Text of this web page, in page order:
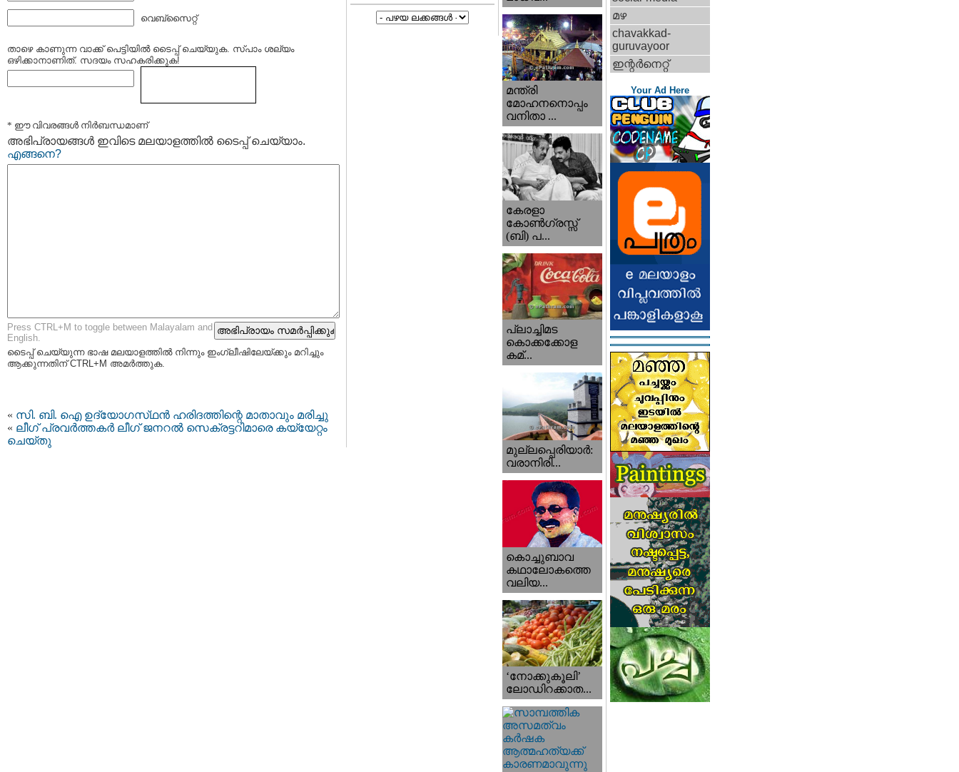
വെബ്സൈറ്റ്
താഴെ കാണുന്ന വാക്ക് പെട്ടിയില്‍ ടൈപ്പ്‌ ചെയ്യുക. സ്പാം ശല്യം
ഒഴിക്കാനാണിത്. സദയം സഹകരിക്കുക!
* ഈ വിവരങ്ങള്‍ നിര്‍ബന്ധമാണ്
അഭിപ്രായങ്ങള്‍ ഇവിടെ മലയാളത്തില്‍ ടൈപ്പ് ചെയ്യാം.
എങ്ങനെ?
Press CTRL+M to toggle between Malayalam and
English.
ടൈപ്പ്‌ ചെയ്യുന്ന ഭാഷ മലയാളത്തില്‍ നിന്നും ഇംഗ്ലീഷിലേയ്ക്കും മറിച്ചും
ആക്കുന്നതിന് CTRL+M അമര്‍ത്തുക.
« സി. ബി. ഐ ഉദ്യോഗസ്‌ഥന്‍ ഹരിദത്തിന്റെ മാതാവും മരിച്ചു
« ലീഗ് പ്രവര്‍ത്തകര്‍ ലീഗ് ജനറല്‍ സെക്രട്ടറിമാരെ കയ്യേറ്റം
ചെയ്തു
മന്ത്രി
മോഹനനൊപ്പം
വനിതാ ...
കേരളാ
കോണ്‍ഗ്രസ്സ്
(ബി) പ...
പ്ലാച്ചിമട
കൊക്കക്കോള
കമ്...
മുല്ലപ്പെരിയാര്‍:
വരാനിരി...
കൊച്ചുബാവ
കഥാലോകത്തെ
വലിയ...
‘നോക്കുകൂലി’
ലോഡിറക്കാത...
മഴ
chavakkad-
guruvayoor
ഇന്റര്‍നെറ്റ്‌
Your Ad Here